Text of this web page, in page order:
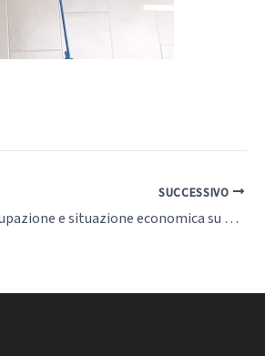
SUCCESSIVO
Video interviste su impatto disoccupazione e situazione economica su equilibrio familiare e vissuto del bambino – 5